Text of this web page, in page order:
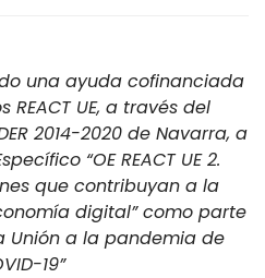
una ayuda cofinanciada
REACT UE, a través del
2014-2020 de Navarra, a
“OE REACT UE 2.
que contribuyan a la
digital” como parte
Unión a la pandemia de
19”